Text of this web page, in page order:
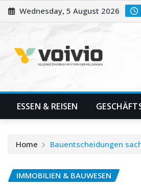
Skip
to
Wednesday, 5 August 2026
ESSEN & REISEN
Home Bauentscheidungen
IMMOBILIEN & BAUWESEN